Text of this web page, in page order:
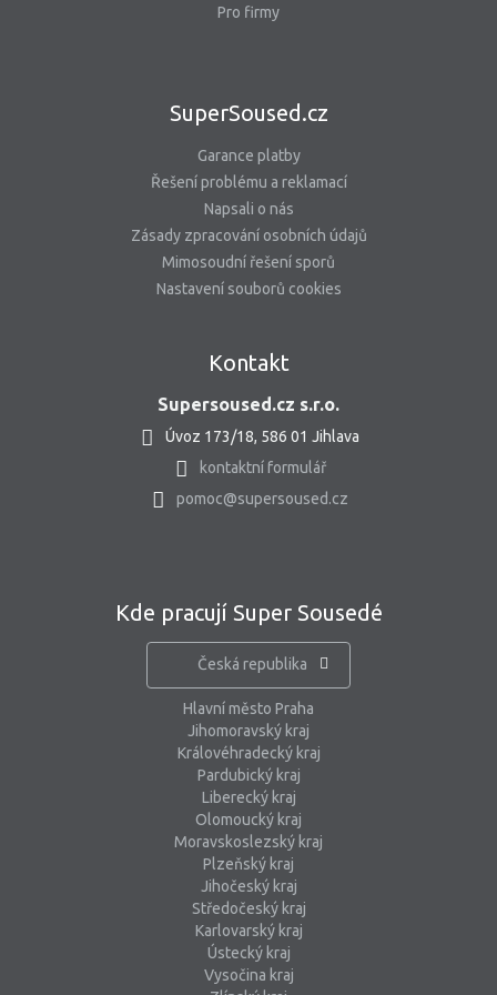
Pro firmy
SuperSoused.cz
Garance platby
Řešení problému a reklamací
Napsali o nás
Zásady zpracování osobních údajů
Mimosoudní řešení sporů
Nastavení souborů cookies
Kontakt
Supersoused.cz s.r.o.
Úvoz 173/18, 586 01 Jihlava
kontaktní formulář
pomoc@supersoused.cz
Kde pracují Super Sousedé
Česká republika
Hlavní město Praha
Jihomoravský kraj
Královéhradecký kraj
Pardubický kraj
Liberecký kraj
Olomoucký kraj
Moravskoslezský kraj
Plzeňský kraj
Jihočeský kraj
Středočeský kraj
Karlovarský kraj
Ústecký kraj
Vysočina kraj